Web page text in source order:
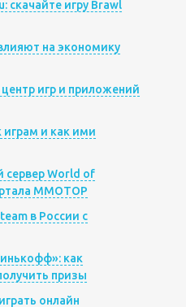
скачайте игру Brawl
на экономику
игр и приложений
и как ими
сервер World of
MMOTOP
в России с
как
призы
онлайн